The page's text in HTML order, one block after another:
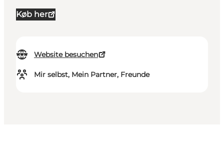
Køb her
Website besuchen
Mir selbst, Mein Partner, Freunde